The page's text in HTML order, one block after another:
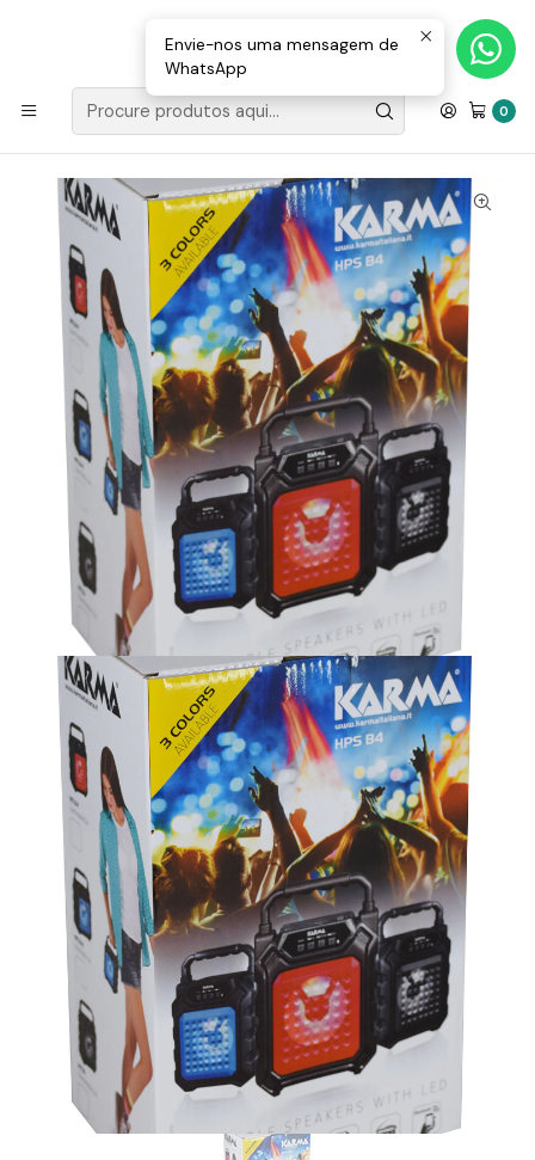
0
Loja Valongo: 220 150 143 (chamada para a rede fixa nacional) «»
E-mail: geral@movenergy.pt
Início SOM | LUZ
Coluna Portátil 4″ 25W Máx USB/MP3/BT/BAT
Envie-nos uma mensagem de
WhatsApp